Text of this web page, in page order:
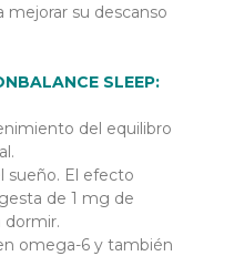
mejorar su descanso
SLEEP:
del equilibro
sueño. El efecto
de 1 mg de
dormir.
omega-6 y también